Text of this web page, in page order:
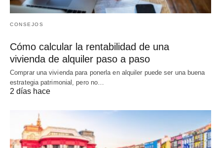
CONSEJOS
Cómo calcular la rentabilidad de una
vivienda de alquiler paso a paso
Comprar una vivienda para ponerla en alquiler puede ser una buena
estrategia patrimonial, pero no…
2 días hace